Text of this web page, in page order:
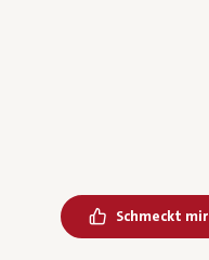
Schmeckt mir